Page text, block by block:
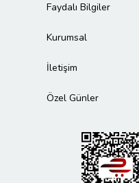
Faydalı Bilgiler
Kurumsal
İletişim
Özel Günler